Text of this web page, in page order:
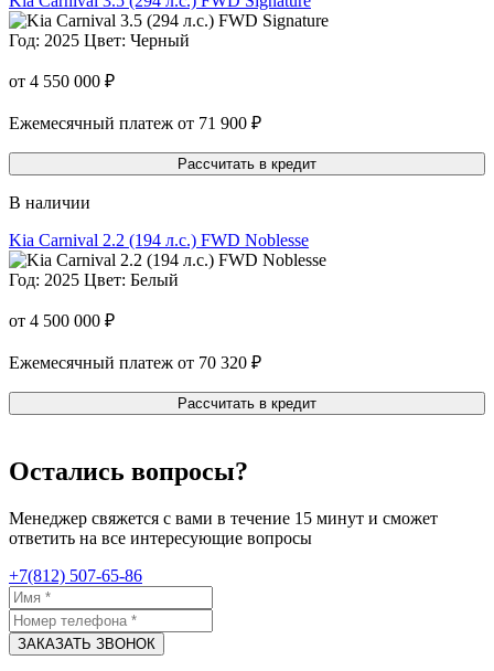
Год: 2025 Цвет: Черный
от 4 550 000 ₽
Ежемесячный платеж от 71 900 ₽
Рассчитать в кредит
В наличии
Kia Carnival 2.2 (194 л.с.) FWD Noblesse
Год: 2025 Цвет: Белый
от 4 500 000 ₽
Ежемесячный платеж от 70 320 ₽
Рассчитать в кредит
Остались вопросы?
Менеджер свяжется с вами в течение 15 минут и сможет
ответить на все интересующие вопросы
+7(812) 507-65-86
ЗАКАЗАТЬ ЗВОНОК